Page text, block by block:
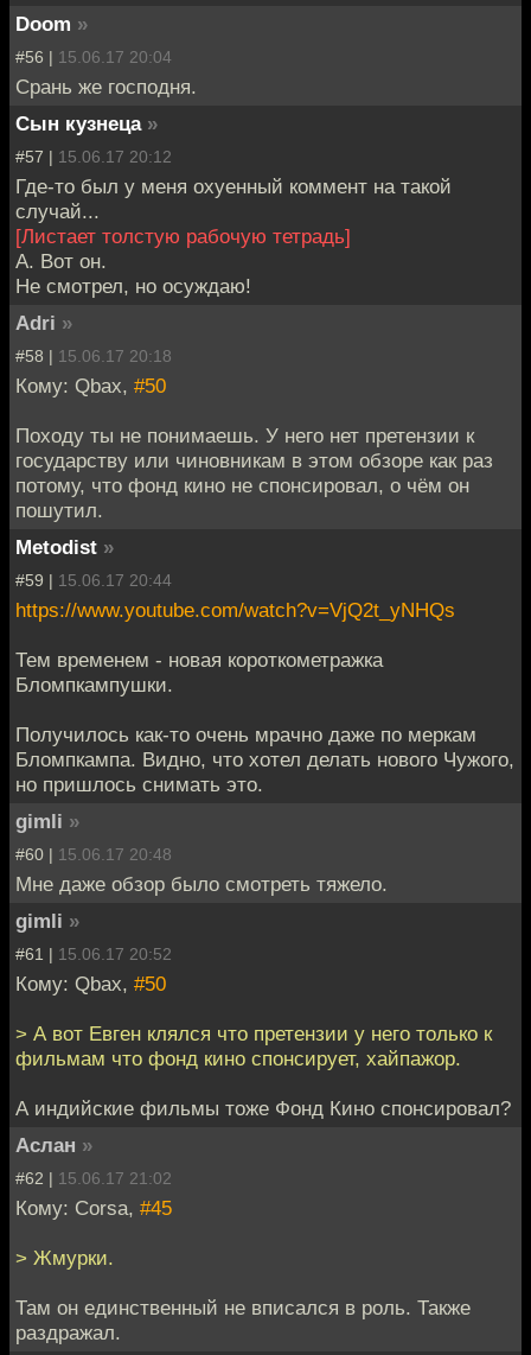
Doom »
#56 | 15.06.17 20:04
Cрань же господня.
Сын кузнеца »
#57 | 15.06.17 20:12
Где-то был у меня охуенный коммент на такой
случай...
[Листает толстую рабочую тетрадь]
А. Вот он.
Не смотрел, но осуждаю!
Adri »
#58 | 15.06.17 20:18
Кому: Qbax, #50
Походу ты не понимаешь. У него нет претензии к
государству или чиновникам в этом обзоре как раз
потому, что фонд кино не спонсировал, о чём он
пошутил.
Metodist »
#59 | 15.06.17 20:44
https://www.youtube.com/watch?v=VjQ2t_yNHQs
Тем временем - новая короткометражка
Бломпкампушки.
Получилось как-то очень мрачно даже по меркам
Бломпкампа. Видно, что хотел делать нового Чужого,
но пришлось снимать это.
gimli »
#60 | 15.06.17 20:48
Мне даже обзор было смотреть тяжело.
gimli »
#61 | 15.06.17 20:52
Кому: Qbax, #50
> А вот Евген клялся что претензии у него только к
фильмам что фонд кино спонсирует, хайпажор.
А индийские фильмы тоже Фонд Кино спонсировал?
Аслан »
#62 | 15.06.17 21:02
Кому: Corsa, #45
> Жмурки.
Там он единственный не вписался в роль. Также
раздражал.